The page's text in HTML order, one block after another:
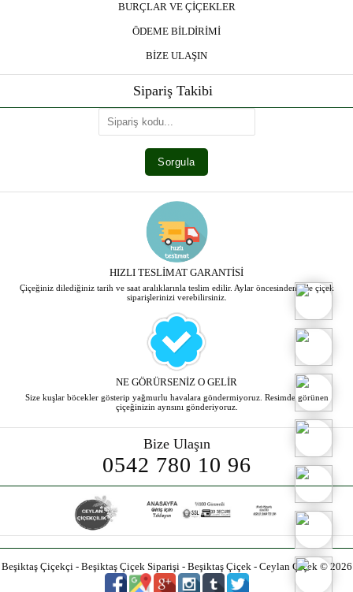
BURÇLAR VE ÇİÇEKLER
ÖDEME BİLDİRİMİ
BİZE ULAŞIN
Sipariş Takibi
HIZLI TESLİMAT GARANTİSİ
Çiçeğiniz dilediğiniz tarih ve saat aralıklarınla teslim edilir. Aylar öncesinden bile çiçek
siparişlerinizi verebilirsiniz.
NE GÖRÜRSENİZ O GELİR
Size kuşlar böcekler gösterip yağmurlu havalara göndermiyoruz. Resimde görünen
çiçeğinizin aynsını gönderiyoruz.
Bize Ulaşın
0542 780 10 96
Beşiktaş Çiçekçi - Beşiktaş Çiçek Siparişi - Beşiktaş Çiçek - Ceylan Çiçek © 2026